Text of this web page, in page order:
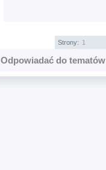
Strony: 1
Odpowiadać do